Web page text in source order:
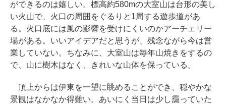
ができるのは嬉しい。標高約580mの大室山は台形の美し
い火山で、火口の周囲をぐるりと1周する遊歩道があ
る。火口底には風の影響を受けにくいのかアーチェリー
場がある。いいアイデアだと思うが、残念ながら今は営
業していない。ちなみに、大室山は毎年山焼きをするの
で、山に樹木はなく、きれいな山体を保っている。
頂上からは伊東を一望に眺めることができ、穏やかな
景観はなかなか得難い。あいにく当日は少し靄っていた